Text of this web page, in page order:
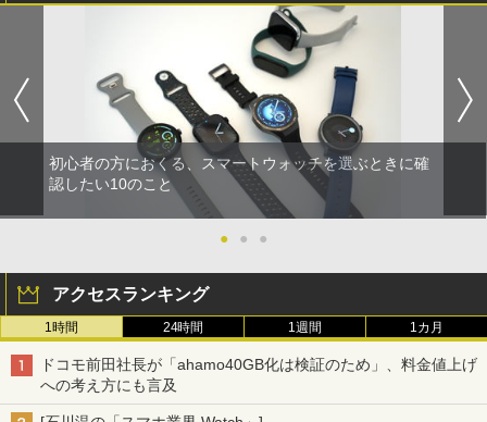
初心者の方におくる、スマートウォッチを選ぶときに確
認したい10のこと
● ● ●
アクセスランキング
1時間 24時間 1週間 1カ月
ドコモ前田社長が「ahamo40GB化は検証のため」、料金値上げ
への考え方にも言及